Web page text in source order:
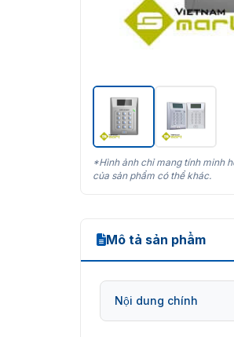
*Hình ảnh chỉ mang tính minh
của sản phẩm có thể khác.
Mô tả sản phẩm
Nội dung chính